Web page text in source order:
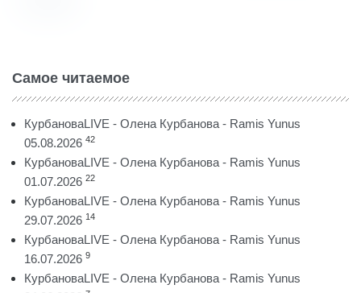
Самое читаемое
КурбановаLIVE - Олена Курбанова - Ramis Yunus
05.08.2026 42
КурбановаLIVE - Олена Курбанова - Ramis Yunus
01.07.2026 22
КурбановаLIVE - Олена Курбанова - Ramis Yunus
29.07.2026 14
КурбановаLIVE - Олена Курбанова - Ramis Yunus
16.07.2026 9
КурбановаLIVE - Олена Курбанова - Ramis Yunus